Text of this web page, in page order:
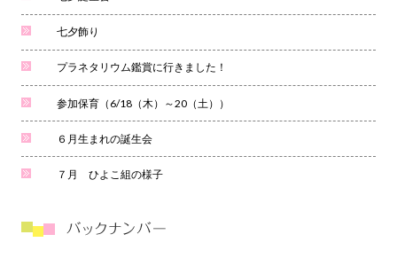
七夕飾り
プラネタリウム鑑賞に行きました！
参加保育（6/18（木）～20（土））
６月生まれの誕生会
７月 ひよこ組の様子